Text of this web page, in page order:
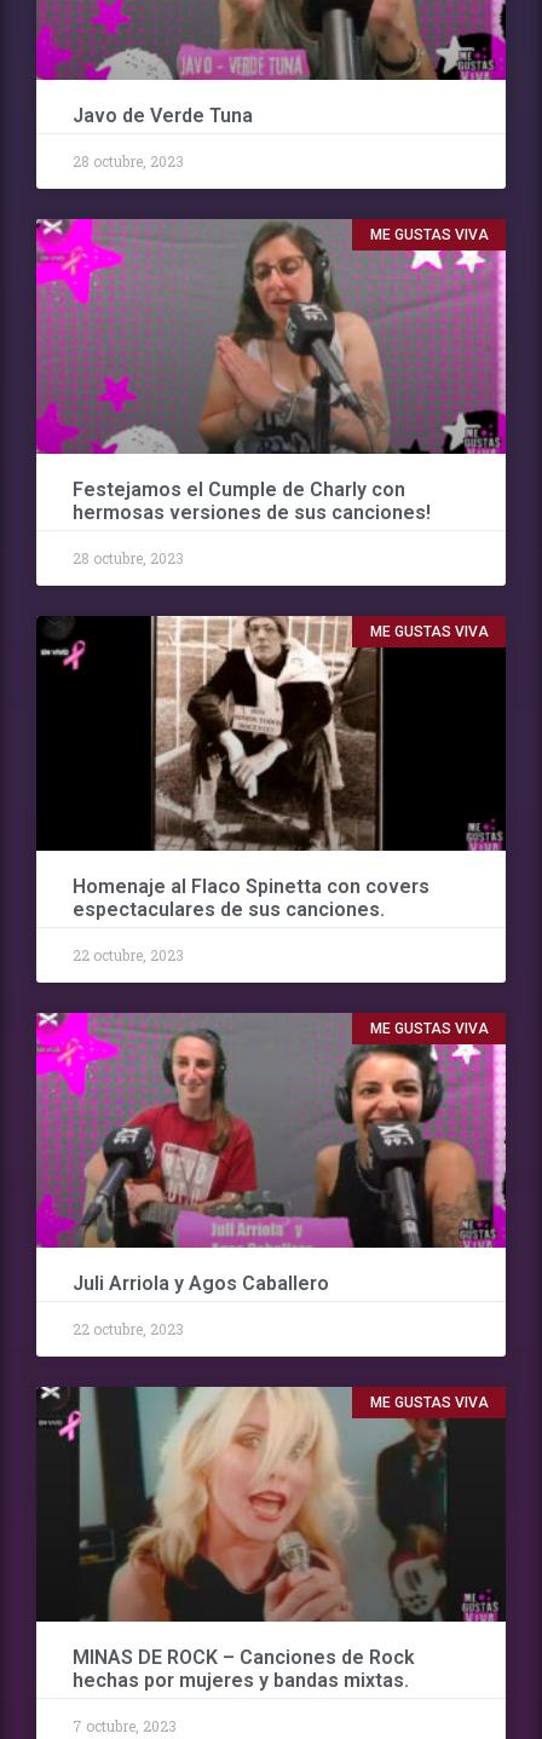
Javo de Verde Tuna
28 octubre, 2023
ME GUSTAS VIVA
Festejamos el Cumple de Charly con
hermosas versiones de sus canciones!
28 octubre, 2023
ME GUSTAS VIVA
Homenaje al Flaco Spinetta con covers
espectaculares de sus canciones.
22 octubre, 2023
ME GUSTAS VIVA
Juli Arriola y Agos Caballero
22 octubre, 2023
ME GUSTAS VIVA
MINAS DE ROCK – Canciones de Rock
hechas por mujeres y bandas mixtas.
7 octubre, 2023